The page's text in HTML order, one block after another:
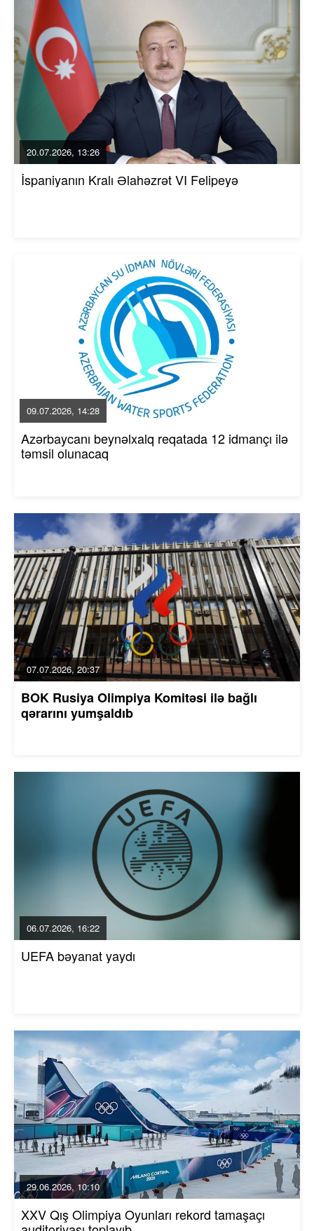
20.07.2026, 13:26
İspaniyanın Kralı Əlahəzrət VI Felipeyə
09.07.2026, 14:28
Azərbaycanı beynəlxalq reqatada 12 idmançı ilə
təmsil olunacaq
07.07.2026, 20:37
BOK Rusiya Olimpiya Komitəsi ilə bağlı
qərarını yumşaldıb
06.07.2026, 16:22
UEFA bəyanat yaydı
29.06.2026, 10:10
XXV Qış Olimpiya Oyunları rekord tamaşaçı